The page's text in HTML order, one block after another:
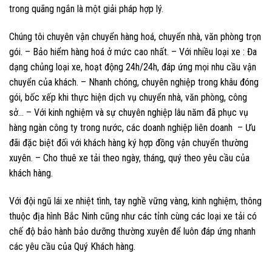
trong quãng ngắn là một giải pháp hợp lý.
Chúng tôi chuyên vận chuyển hàng hoá, chuyển nhà, văn phòng trọn
gói. – Bảo hiểm hàng hoá ở mức cao nhất. – Với nhiều loại xe : Đa
dạng chủng loại xe, hoạt động 24h/24h, đáp ứng mọi nhu cầu vận
chuyển của khách. – Nhanh chóng, chuyên nghiệp trong khâu đóng
gói, bốc xếp khi thực hiện dịch vụ chuyển nhà, văn phòng, công
sở… – Với kinh nghiệm và sự chuyên nghiệp lâu năm đã phục vụ
hàng ngàn công ty trong nước, các doanh nghiệp liên doanh – Ưu
đãi đặc biệt đối với khách hàng ký hợp đồng vận chuyển thường
xuyên. – Cho thuê xe tải theo ngày, tháng, quý theo yêu cầu của
khách hàng.
Với đội ngũ lái xe nhiệt tình, tay nghề vững vàng, kinh nghiệm, thông
thuộc địa hình Bắc Ninh cũng như các tỉnh cùng các loại xe tải có
chế độ bảo hành bảo dưỡng thường xuyên để luôn đáp ứng nhanh
các yêu cầu của Quý Khách hàng.